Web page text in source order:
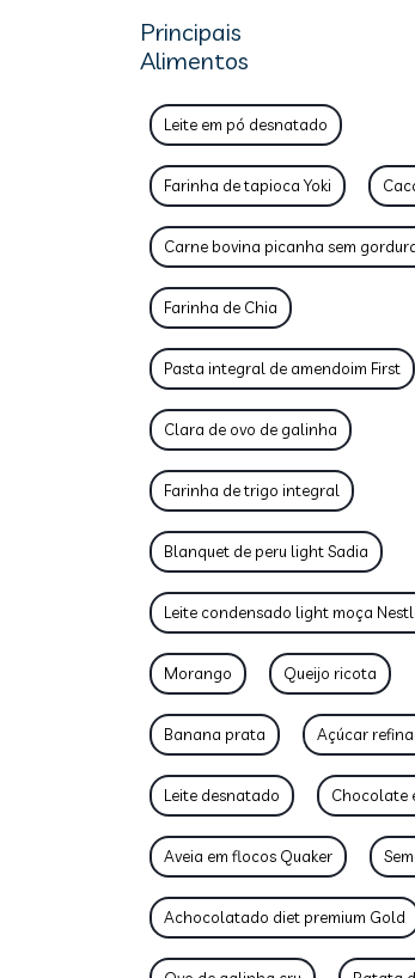
Principais
Alimentos
Leite em pó desnatado
Farinha de tapioca Yoki
Carne bovina picanha sem
Farinha de Chia
Pasta integral de amendoim First
Clara de ovo de galinha
Farinha de trigo integral
Blanquet de peru light Sadia
Leite condensado light moça
Morango Queijo ricota
Banana prata Açúcar
Leite desnatado Chocolate
Aveia em flocos Quaker
Achocolatado diet premium Gold